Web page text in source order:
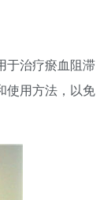
于治疗瘀血阻滞
使用方法，以免